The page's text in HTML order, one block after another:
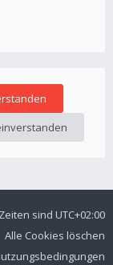
sind UTC+02:00
Alle Cookies löschen